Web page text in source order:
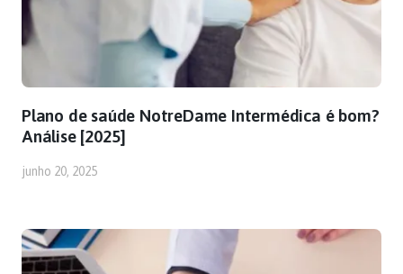
Plano de saúde NotreDame Intermédica é bom?
Análise [2025]
junho 20, 2025